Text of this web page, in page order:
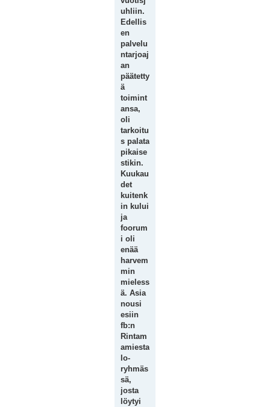
uhliin.
Edellis
en
palvelu
ntarjoaj
an
päätetty
ä
toimint
ansa,
oli
tarkoitu
s palata
pikaise
stikin.
Kuukau
det
kuitenk
in kului
ja
foorum
i oli
enää
harvem
min
mieless
ä. Asia
nousi
esiin
fb:n
Rintam
amiesta
lo-
ryhmäs
sä,
josta
löytyi